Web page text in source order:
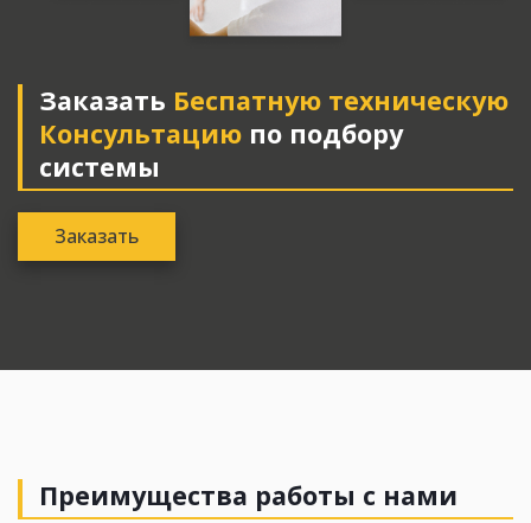
Заказать Беспатную техническую
Консультацию по подбору
системы
Заказать
Преимущества работы с нами